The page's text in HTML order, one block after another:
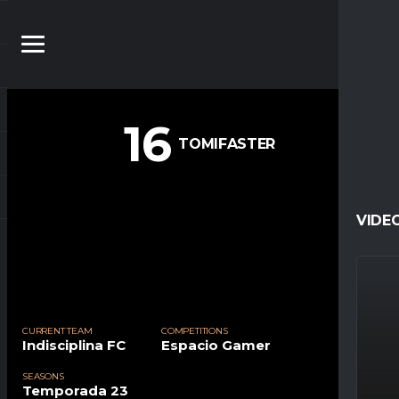
16 TOMIFASTER
CURRENT TEAM
Indisciplina FC
COMPETITIONS
Espacio Gamer
SEASONS
Temporada 23